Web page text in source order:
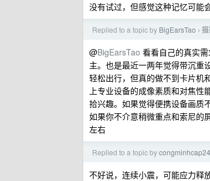
没有试过，但感觉这种记忆可能
Replied to a topic by BigEarsTao ›
@BigEarsTao 看看自己的真实
主。也是最近一两年觉得带沉重
轻松出行，但真的做不到卡片机
上专业设备的成像素质和对焦
拾兴趣。如果觉得便携设备画质
如果你不介意稍微重点和索尼的
左右
Replied to a topic by
不好说，连续小震，可能应力释